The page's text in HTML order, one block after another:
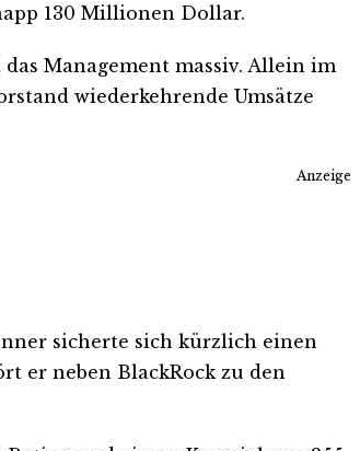
130 Millionen Dollar.
Management massiv. Allein im
wiederkehrende Umsätze
Anzeige
sicherte sich kürzlich einen
er neben BlackRock zu den